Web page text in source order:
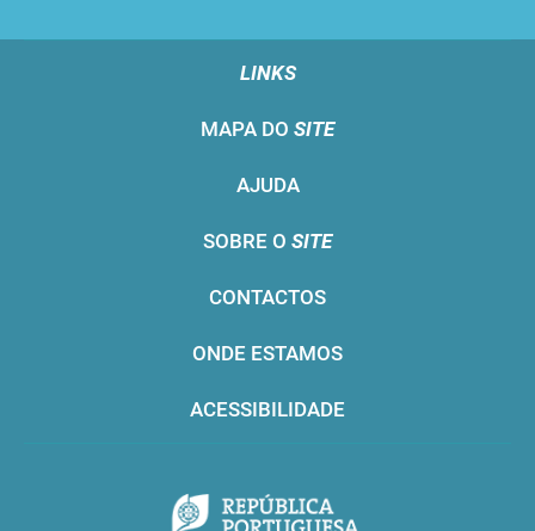
LINKS
MAPA DO SITE
AJUDA
SOBRE O SITE
CONTACTOS
ONDE ESTAMOS
ACESSIBILIDADE